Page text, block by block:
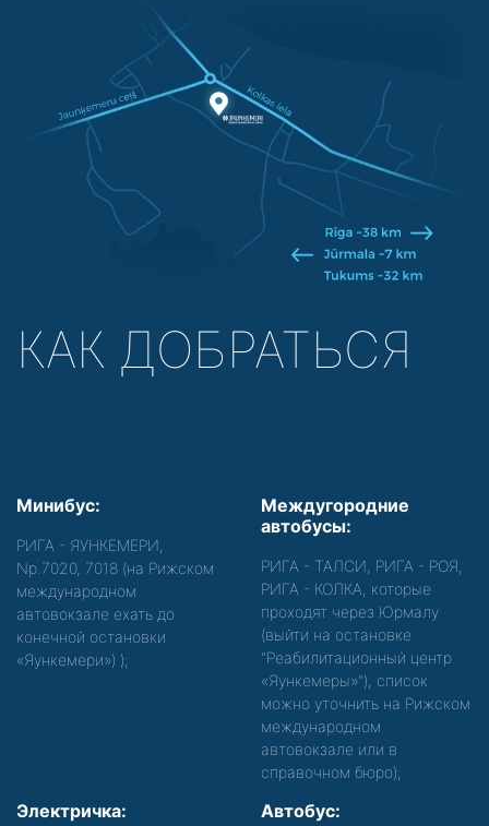
КАК ДОБРАТЬСЯ
Минибус:
РИГА - ЯУНКЕМЕРИ,
Nр.7020, 7018 (на Рижском
международном
автовокзале ехать до
конечной остановки
«Яункемери») );
Междугородние
автобусы:
РИГА - ТАЛСИ, РИГА - РОЯ,
РИГА - КОЛКА, которые
проходят через Юрмалу
(выйти на остановке
"Реабилитационный центр
«Яункемеры»"), список
можно уточнить на Рижском
международном
автовокзале или в
справочном бюро);
Электричка: Автобус: